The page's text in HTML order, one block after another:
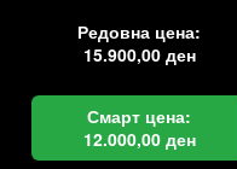
Редовна цена:
15.900,00 ден
Смарт цена:
12.000,00 ден